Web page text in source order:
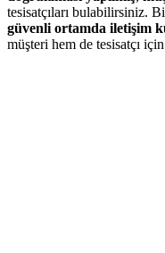
tesisatçıları bulabilirsiniz.
güvenli ortamda iletişim
müşteri hem de tesisatçı için